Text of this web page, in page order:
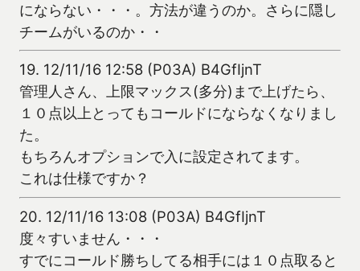
にならない・・・。方法が違うのか。さらに隠し
チームがいるのか・・
19. 12/11/16 12:58 (P03A) B4GfIjnT
管理人さん、上限マックス(多分)まで上げたら、
１０点以上とってもコールドにならなくなりまし
た。
もちろんオプションで入に設定されてます。
これは仕様ですか？
20. 12/11/16 13:08 (P03A) B4GfIjnT
度々すいません・・・
すでにコールド勝ちしてる相手には１０点取ると